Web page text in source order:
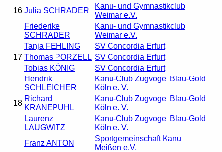
16 Julia SCHRADER
Kanu- und Gymnastikclub
Weimar e.V.
Friederike
SCHRADER
Kanu- und Gymnastikclub
Weimar e.V.
17
Tanja FEHLING
SV Concordia Erfurt
Thomas PORZELL SV Concordia Erfurt
Tobias KÖNIG
SV Concordia Erfurt
18
Hendrik
SCHLEICHER
Kanu-Club Zugvogel Blau-Gold
Köln e. V.
Richard
KRANEPUHL
Kanu-Club Zugvogel Blau-Gold
Köln e. V.
Laurenz
LAUGWITZ
Kanu-Club Zugvogel Blau-Gold
Köln e. V.
Franz ANTON
Sportgemeinschaft Kanu
Meißen e.V.